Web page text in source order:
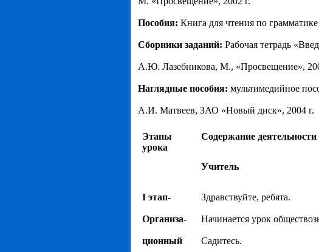
Пособия: Книга для чтения по
Сборники заданий: Рабочая тетрадь
А.Ю. Лазебникова, М., «Просвещение»,
Наглядные пособия: мультимедийное
А.И. Матвеев, ЗАО «Новый диск», 2004 г.
Этапы
урока
Содержание деятельности
Учитель
I этап-
Организа-
ционный
Здравствуйте, ребята.
Начинается урок
Садитесь.